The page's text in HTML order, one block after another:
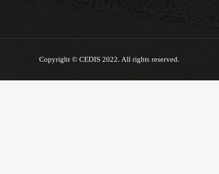
Copyright © CEDIS 2022. All rights reserved.